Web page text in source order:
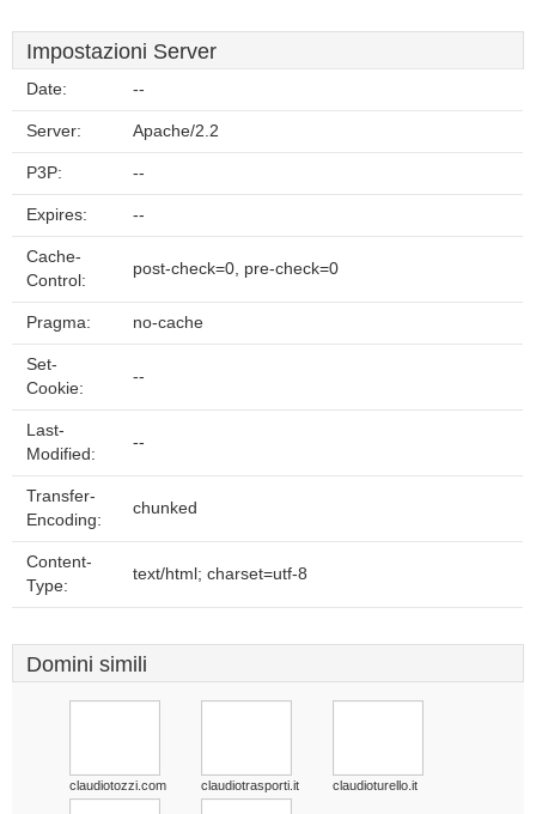
Impostazioni Server
Date: --
Server: Apache/2.2
P3P: --
Expires: --
Cache-
Control:
post-check=0, pre-check=0
Pragma: no-cache
Set-
Cookie:
--
Last-
Modified:
--
Transfer-
Encoding:
chunked
Content-
Type:
text/html; charset=utf-8
Domini simili
claudiotozzi.com claudiotrasporti.it claudioturello.it